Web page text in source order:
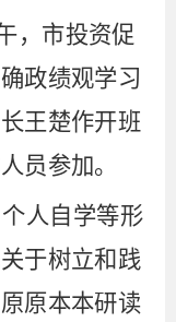
， 市投资促
政绩观学习
王楚作开班
员参加。
人自学等形
于树立和践
原原本本研读